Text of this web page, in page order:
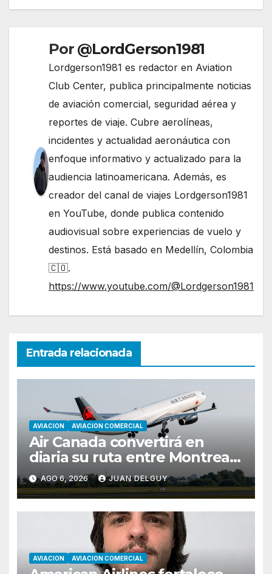
Por @LordGerson1981
Lordgerson1981 es redactor en Aviation
Club Center, publica principalmente noticias
de aviación comercial, seguridad aérea y
reportes de viaje. Cubre aerolíneas,
incidentes y actualidad aeronáutica con
enfoque informativo y actualizado para la
audiencia latinoamericana. Además, es
creador del canal de viajes Lordgerson1981
en YouTube, donde publica contenido
audiovisual sobre experiencias de vuelo y
destinos. Está basado en Medellín, Colombia
🇨🇴.
https://www.youtube.com/@Lordgerson1981
Entrada relacionada
AVIACION AVIACION COMERCIAL
Air Canada convertirá en
diaria su ruta entre Montreal
y Ciudad de Guatemala
desde octubre
AGO 6, 2026 JUAN DELGUY
AVIACION AVIACION COMERCIAL